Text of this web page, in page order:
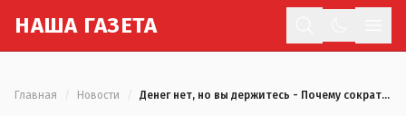
НАША ГАЗЕТА
Главная Новости Денег нет, но вы держитесь - Почему сократили маршрут № 120 Рудный-Костанай, объяснили в отделе ЖКХ. А перевозчик собирает подписи против